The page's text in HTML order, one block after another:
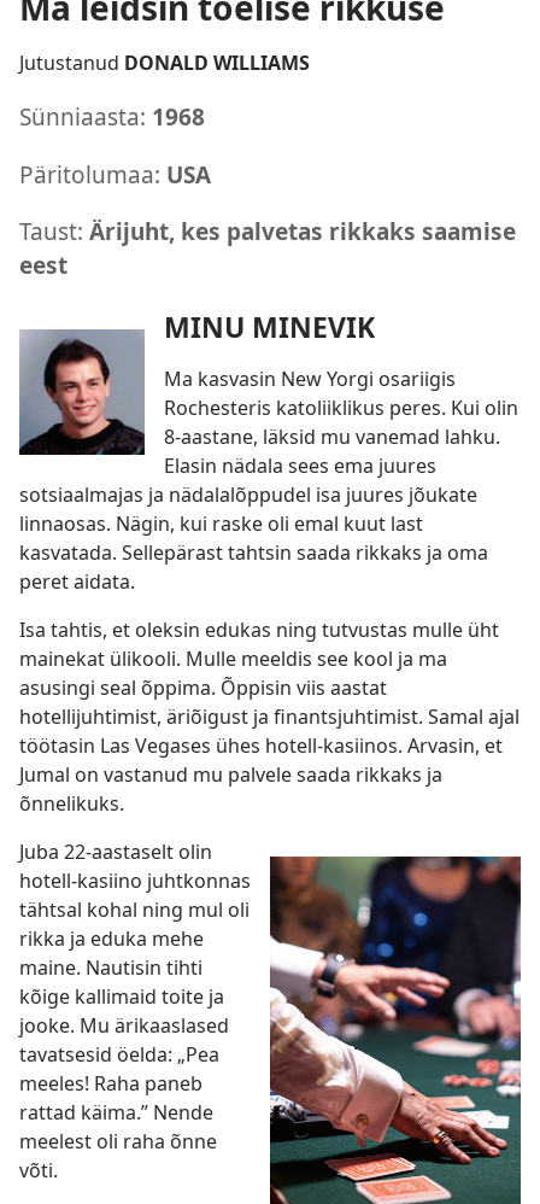
Jutustanud DONALD WILLIAMS
Sünniaasta: 1968
Päritolumaa: USA
Taust: Ärijuht, kes palvetas rikkaks saamise
eest
MINU MINEVIK
Ma kasvasin New Yorgi osariigis
Rochesteris katoliiklikus peres. Kui olin
8-aastane, läksid mu vanemad lahku.
Elasin nädala sees ema juures
sotsiaalmajas ja nädalalõppudel isa juures jõukate
linnaosas. Nägin, kui raske oli emal kuut last
kasvatada. Sellepärast tahtsin saada rikkaks ja oma
peret aidata.
Isa tahtis, et oleksin edukas ning tutvustas mulle üht
mainekat ülikooli. Mulle meeldis see kool ja ma
asusingi seal õppima. Õppisin viis aastat
hotellijuhtimist, äriõigust ja finantsjuhtimist. Samal ajal
töötasin Las Vegases ühes hotell-kasiinos. Arvasin, et
Jumal on vastanud mu palvele saada rikkaks ja
õnnelikuks.
Juba 22-aastaselt olin
hotell-kasiino juhtkonnas
tähtsal kohal ning mul oli
rikka ja eduka mehe
maine. Nautisin tihti
kõige kallimaid toite ja
jooke. Mu ärikaaslased
tavatsesid öelda: „Pea
meeles! Raha paneb
rattad käima.” Nende
meelest oli raha õnne
võti.